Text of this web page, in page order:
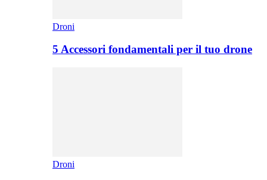
Droni
5 Accessori fondamentali per il tuo drone
Droni